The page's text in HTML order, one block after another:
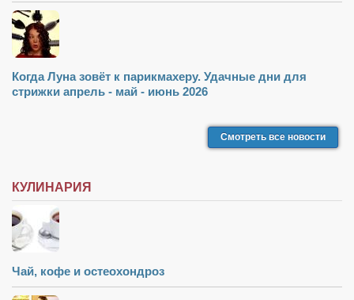
Когда Луна зовёт к парикмахеру. Удачные дни для
стрижки апрель - май - июнь 2026
Смотреть все новости
КУЛИНАРИЯ
Чай, кофе и остеохондроз